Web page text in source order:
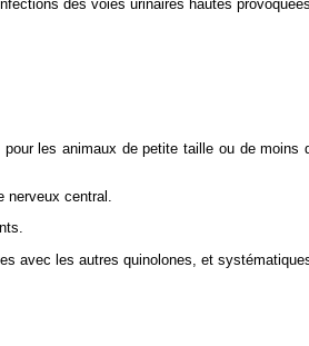
des voies urinaires hautes
les animaux de petite taille ou de
central.
avec les autres quinolones, et